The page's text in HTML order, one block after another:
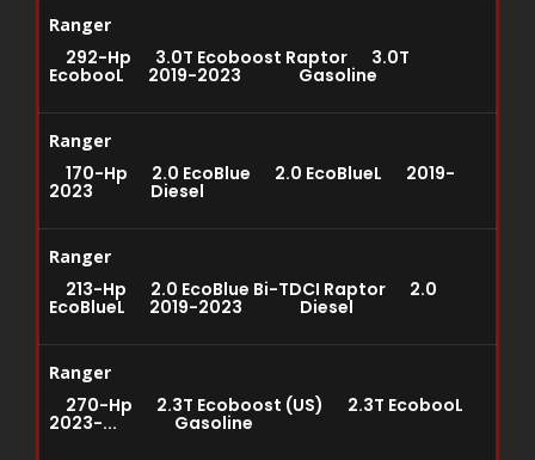
Ranger
292-Hp 3.0T Ecoboost Raptor 3.0T
EcobooL 2019-2023 Gasoline
Ranger
170-Hp 2.0 EcoBlue 2.0 EcoBlueL 2019-
2023 Diesel
Ranger
213-Hp 2.0 EcoBlue Bi-TDCI Raptor 2.0
EcoBlueL 2019-2023 Diesel
Ranger
270-Hp 2.3T Ecoboost (US) 2.3T EcobooL
2023-... Gasoline